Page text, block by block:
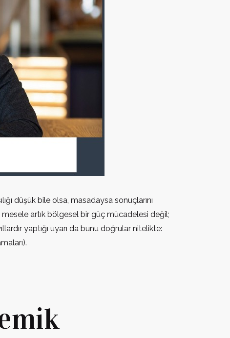
düşük bile olsa, masadaysa sonuçlarını
mesele artık bölgesel bir güç mücadelesi değil;
yaptığı uyarı da bunu doğrular nitelikte: